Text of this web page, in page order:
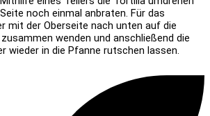
noch einmal anbraten. Für das
mit der Oberseite nach unten auf die
wenden und anschließend die
wieder in die Pfanne rutschen lassen.